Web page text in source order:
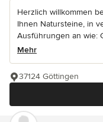
Herzlich willkommen
Ihnen Natursteine, in
Ausführungen an wie:
Mehr
37124 Göttingen